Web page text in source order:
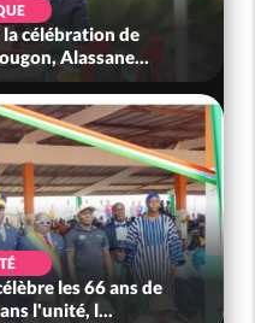
célébration de
Alassane...
les 66 ans de
l'unité, l...